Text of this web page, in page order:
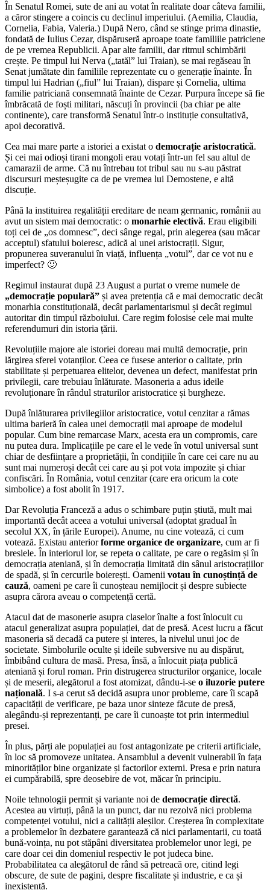
În Senatul Romei, sute de ani au votat în realitate doar câteva familii,
a căror stingere a coincis cu declinul imperiului. (Aemilia, Claudia,
Cornelia, Fabia, Valeria.) După Nero, când se stinge prima dinastie,
fondată de Iulius Cezar, dispăruseră aproape toate familiile patriciene
de pe vremea Republicii. Apar alte familii, dar ritmul schimbării
crește. Pe timpul lui Nerva („tatăl” lui Traian), se mai regăseau în
Senat jumătate din familiile reprezentate cu o generație înainte. În
timpul lui Hadrian („fiul” lui Traian), dispare și Cornelia, ultima
familie patriciană consemnată înainte de Cezar. Purpura începe să fie
îmbrăcată de foști militari, născuți în provincii (ba chiar pe alte
continente), care transformă Senatul într-o instituție consultativă,
apoi decorativă.
Cea mai mare parte a istoriei a existat o democrație aristocratică.
Și cei mai odioși tirani mongoli erau votați într-un fel sau altul de
camarazii de arme. Că nu întrebau tot tribul sau nu s-au păstrat
discursuri meșteșugite ca de pe vremea lui Demostene, e altă
discuție.
Până la instituirea regalității ereditare de neam germanic, românii au
avut un sistem mai democratic: o monarhie electivă. Erau eligibili
toți cei de „os domnesc”, deci sânge regal, prin alegerea (sau măcar
acceptul) sfatului boieresc, adică al unei aristocrații. Sigur,
propunerea suveranului în viață, influența „votul”, dar ce vot nu e
imperfect? 🙂
Regimul instaurat după 23 August a purtat o vreme numele de
„democrație populară” și avea pretenția că e mai democratic decât
monarhia constituțională, decât parlamentarismul și decât regimul
autoritar din timpul războiului. Care regim folosise cele mai multe
referendumuri din istoria țării.
Revoluțiile majore ale istoriei doreau mai multă democrație, prin
lărgirea sferei votanților. Ceea ce fusese anterior o calitate, prin
stabilitate și perpetuarea elitelor, devenea un defect, manifestat prin
privilegii, care trebuiau înlăturate. Masoneria a adus ideile
revoluționare în rândul straturilor aristocratice și burgheze.
După înlăturarea privilegiilor aristocratice, votul cenzitar a rămas
ultima barieră în calea unei democrații mai aproape de modelul
popular. Cum bine remarcase Marx, acesta era un compromis, care
nu putea dura. Implicațiile pe care el le vede în votul universal sunt
chiar de desființare a proprietății, în condițiile în care cei care nu au
sunt mai numeroși decât cei care au și pot vota impozite și chiar
confiscări. În România, votul cenzitar (care era oricum la cote
simbolice) a fost abolit în 1917.
Dar Revoluția Franceză a adus o schimbare puțin știută, mult mai
importantă decât aceea a votului universal (adoptat gradual în
secolul XX, în țările Europei). Anume, nu cine votează, ci cum
votează. Existau anteriorforme organice de organizare, cum ar fi
breslele. În interiorul lor, se repeta o calitate, pe care o regăsim și în
democrația ateniană, și în democrația limitată din sânul aristocrațiilor
de spadă, și în cercurile boierești. Oamenii votau în cunoștință de
cauză, oameni pe care îi cunoșteau nemijlocit și despre subiecte
asupra cărora aveau o competență certă.
Atacul dat de masonerie asupra claselor înalte a fost înlocuit cu
atacul generalizat asupra populației, dat de presă. Acest lucru a făcut
masoneria să decadă ca putere și interes, la nivelul unui joc de
societate. Simbolurile oculte și ideile subversive nu au dispărut,
îmbibând cultura de masă. Presa, însă, a înlocuit piața publică
ateniană și forul roman. Prin distrugerea structurilor organice, locale
și de meserii, alegătorul a fost atomizat, dându-i-se o iluzorie putere
națională. I s-a cerut să decidă asupra unor probleme, care îi scapă
capacității de verificare, pe baza unor sinteze făcute de presă,
alegându-și reprezentanți, pe care îi cunoaște tot prin intermediul
presei.
În plus, părți ale populației au fost antagonizate pe criterii artificiale,
în loc să promoveze unitatea. Ansamblul a devenit vulnerabil în fața
minorităților bine organizate și factorilor externi. Presa e prin natura
ei cumpărabilă, spre deosebire de vot, măcar în principiu.
Noile tehnologii permit și variante noi de democrație directă.
Acestea au virtuți, până la un punct, dar nu rezolvă nici problema
competenței votului, nici a calității aleșilor. Creșterea în complexitate
a problemelor în dezbatere garantează că nici parlamentarii, cu toată
bună-voința, nu pot stăpâni diversitatea problemelor unor legi, pe
care doar cei din domeniul respectiv le pot judeca bine.
Probabilitatea ca alegătorul de rând să petreacă ore, citind legi
obscure, de sute de pagini, despre fiscalitate și industrie, e ca și
inexistentă.